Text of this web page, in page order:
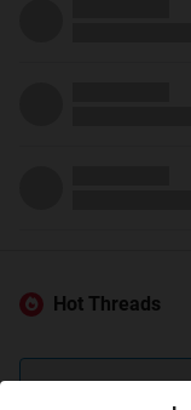
Hot Threads